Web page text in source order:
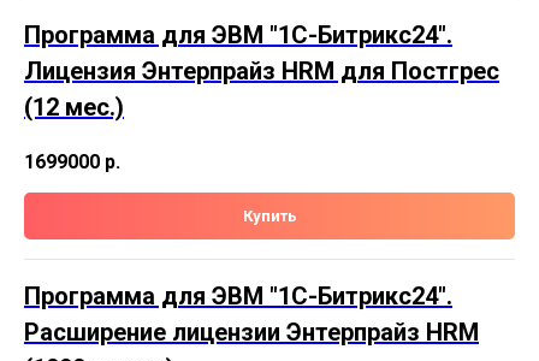
Программа для ЭВМ "1С-Битрикс24".
Лицензия Энтерпрайз HRM для Постгрес
(12 мес.)
1699000 р.
Купить
Программа для ЭВМ "1С-Битрикс24".
Расширение лицензии Энтерпрайз HRM